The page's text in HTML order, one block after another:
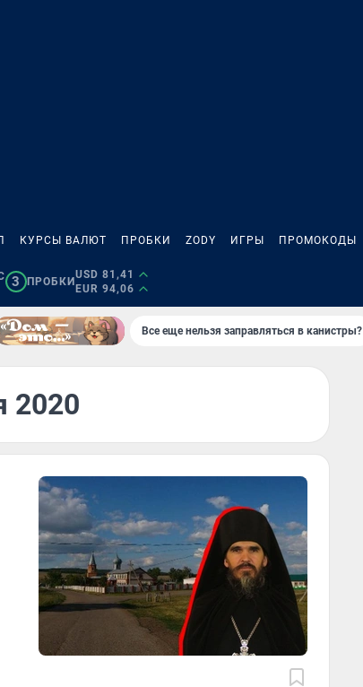
КУРСЫ ВАЛЮТ ПРОБКИ ZODY ИГРЫ ПРОМОКОДЫ
3 ПРОБКИ
USD 81,41
EUR 94,06
Все еще нельзя заправляться в канистры?
2020